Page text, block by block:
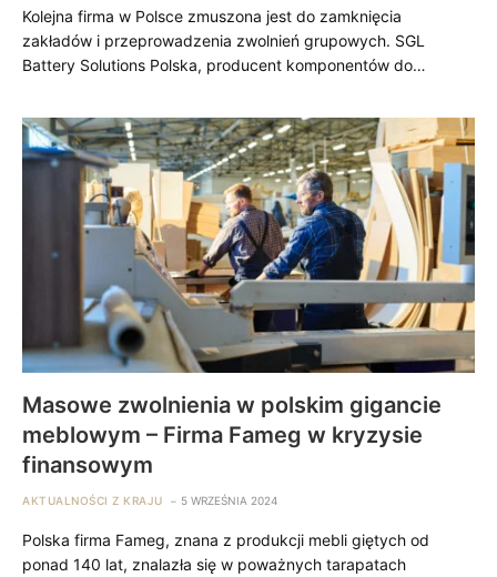
Kolejna firma w Polsce zmuszona jest do zamknięcia
zakładów i przeprowadzenia zwolnień grupowych. SGL
Battery Solutions Polska, producent komponentów do…
Masowe zwolnienia w polskim gigancie
meblowym – Firma Fameg w kryzysie
finansowym
AKTUALNOŚCI Z KRAJU 5 WRZEŚNIA 2024
Polska firma Fameg, znana z produkcji mebli giętych od
ponad 140 lat, znalazła się w poważnych tarapatach